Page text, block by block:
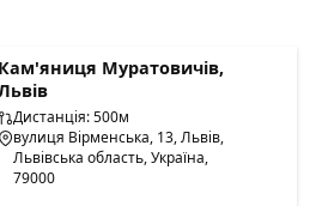
Кам'яниця Муратовичів,
Дистанція: 500м
вулиця Вірменська, 13, Львів,
Львівська область, Україна,
79000